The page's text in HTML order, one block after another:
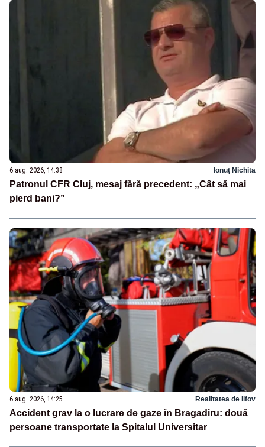
6 aug. 2026, 14:38 Ionuț Nichita
Patronul CFR Cluj, mesaj fără precedent: „Cât să mai
pierd bani?”
6 aug. 2026, 14:25 Realitatea de Ilfov
Accident grav la o lucrare de gaze în Bragadiru: două
persoane transportate la Spitalul Universitar